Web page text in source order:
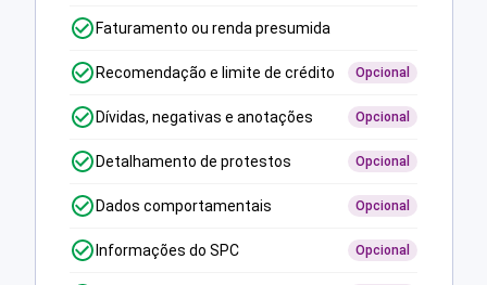
Faturamento ou renda presumida
Recomendação e limite de crédito Opcional
Dívidas, negativas e anotações Opcional
Detalhamento de protestos Opcional
Dados comportamentais Opcional
Informações do SPC Opcional